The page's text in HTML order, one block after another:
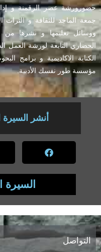
حضورورشة عصر الرقمنة و
جمعة الماجد للثقافة و
ووسائل تعليمها و نشرها من
الحضاري التابعة لورشة العمل
الكتابة الاكاديمية و برامج
مؤسسة طور نفسك الأدبية.
أنشر
التواصل